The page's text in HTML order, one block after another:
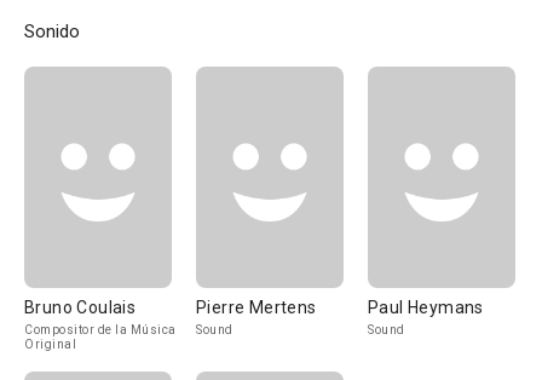
Sonido
Bruno Coulais
Compositor de la Música
Original
Pierre Mertens
Sound
Paul Heymans
Sound